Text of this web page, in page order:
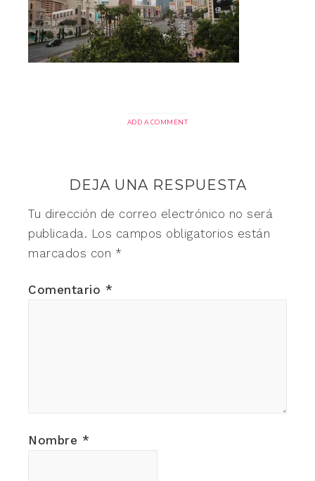
ADD A COMMENT
DEJA UNA RESPUESTA
Tu dirección de correo electrónico no será
publicada. Los campos obligatorios están
marcados con *
Comentario *
Nombre *